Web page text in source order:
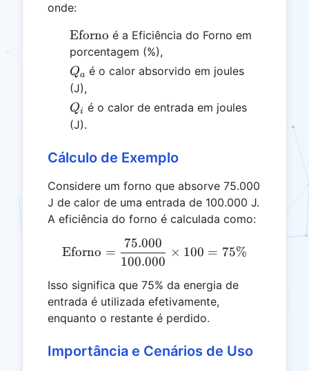
onde:
\text{Eforno}
Eforno é a Eficiência do Forno em
porcentagem (%),
Q_a
Qa é o calor absorvido em joules
(J),
Q_i
Qi é o calor de entrada em joules
(J).
Cálculo de Exemplo
Considere um forno que absorve 75.000
J de calor de uma entrada de 100.000 J.
A eficiência do forno é calculada como:
\text{Eforno} =
Eforno =
100.000
75.000
× 100 = 75%
Isso significa que 75% da energia de
entrada é utilizada efetivamente,
enquanto o restante é perdido.
Importância e Cenários de Uso